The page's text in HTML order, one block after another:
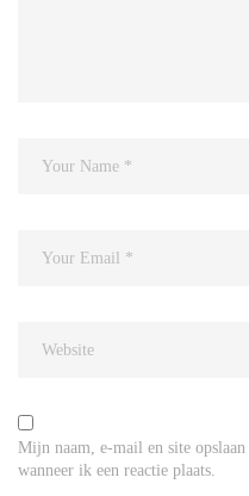
Mijn naam, e-mail en site
wanneer ik een reactie plaats.